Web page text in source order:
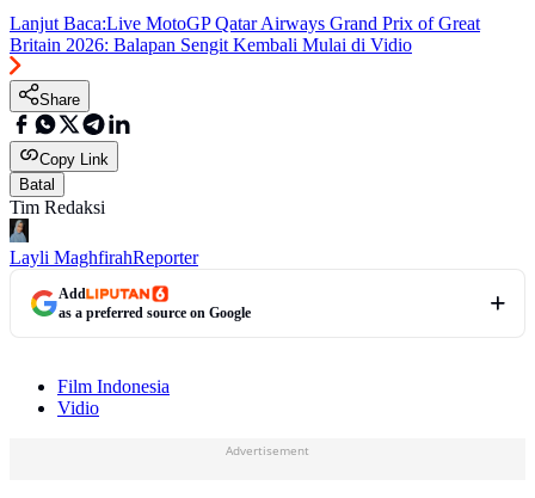
Lanjut Baca:Live MotoGP Qatar Airways Grand Prix of Great
Britain 2026: Balapan Sengit Kembali Mulai di Vidio
Share
Copy Link
Batal
Tim Redaksi
Layli MaghfirahReporter
Add
as a preferred source on Google
Film Indonesia
Vidio
Advertisement